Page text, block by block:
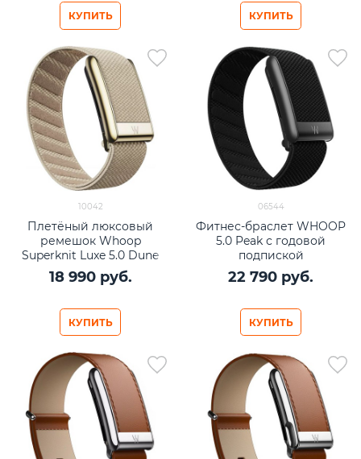
КУПИТЬ КУПИТЬ
10042
Плетёный люксовый
ремешок Whoop
Superknit Luxe 5.0 Dune
with Gold
18 990 руб.
КУПИТЬ
06544
Фитнес-браслет WHOOP
5.0 Peak с годовой
подпиской
22 790 руб.
КУПИТЬ